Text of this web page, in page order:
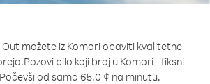
Out možete iz Komori obaviti kvalitetne
Pozovi bilo koji broj u Komori - fiksni
od samo 65.0 ¢ na minutu.